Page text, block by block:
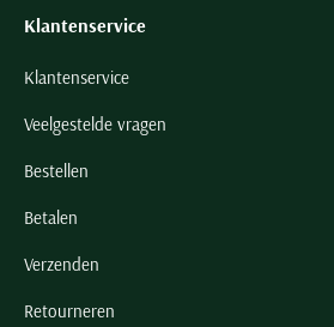
Klantenservice
Klantenservice
Veelgestelde vragen
Bestellen
Betalen
Verzenden
Retourneren